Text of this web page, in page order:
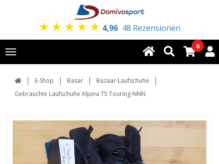
★ ★ ★ ★ ★ 4,96 48 Rezensionen
Toggle
navigation
0
E-Shop Basar
Bazaar-Laufschuhe
Gebrauchte Laufschuhe Alpina T5 Touring-NNN